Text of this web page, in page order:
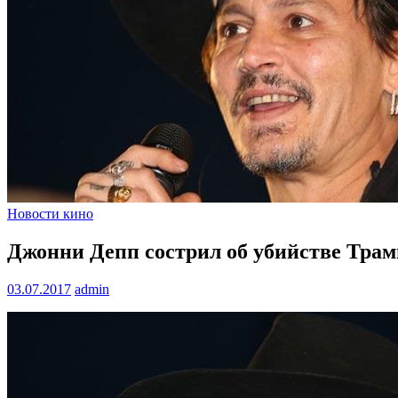
Новости кино
Джонни Депп сострил об убийстве
03.07.2017 admin